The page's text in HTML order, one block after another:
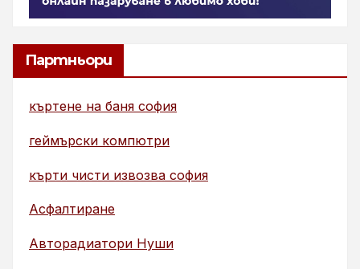
Партньори
къртене на баня софия
геймърски компютри
кърти чисти извозва софия
Асфалтиране
Авторадиатори Нуши